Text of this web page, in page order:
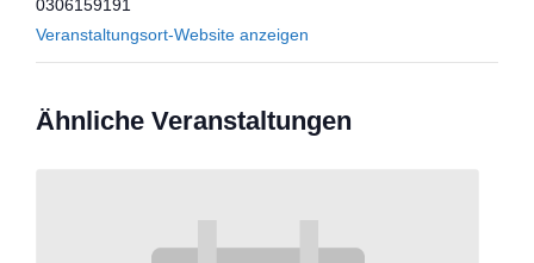
0306159191
Veranstaltungsort-Website anzeigen
Ähnliche Veranstaltungen